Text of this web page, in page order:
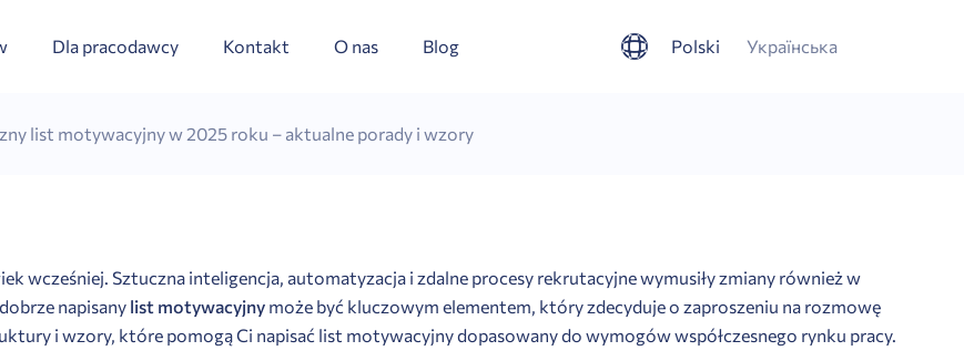
Dla pracodawcy Kontakt O nas Blog Polski Українська
list motywacyjny w 2025 roku – aktualne porady i wzory
wcześniej. Sztuczna inteligencja, automatyzacja i zdalne procesy rekrutacyjne wymusiły zmiany również w
napisany list motywacyjny może być kluczowym elementem, który zdecyduje o zaproszeniu na rozmowę
i wzory, które pomogą Ci napisać list motywacyjny dopasowany do wymogów współczesnego rynku pracy.